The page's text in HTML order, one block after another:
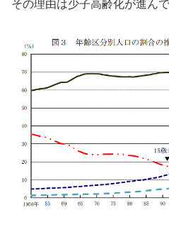
その理由は少子高齢化が進ん